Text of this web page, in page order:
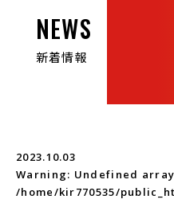
NEWS
新着情報
2023.10.03
Warning: Undefined
/home/kir770535/